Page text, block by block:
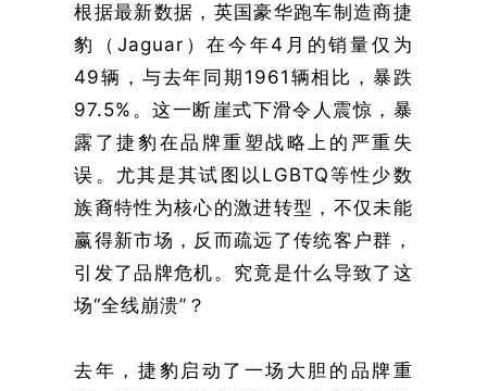
根据最新数据，英国豪华跑车制造商捷
豹（Jaguar）在今年4月的销量仅为
49辆，与去年同期1961辆相比，暴跌
97.5%。这一断崖式下滑令人震惊，暴
露了捷豹在品牌重塑战略上的严重失
误。尤其是其试图以LGBTQ等性少数
族裔特性为核心的激进转型，不仅未能
赢得新市场，反而疏远了传统客户群，
引发了品牌危机。究竟是什么导致了这
场“全线崩溃”？
去年，捷豹启动了一场大胆的品牌重